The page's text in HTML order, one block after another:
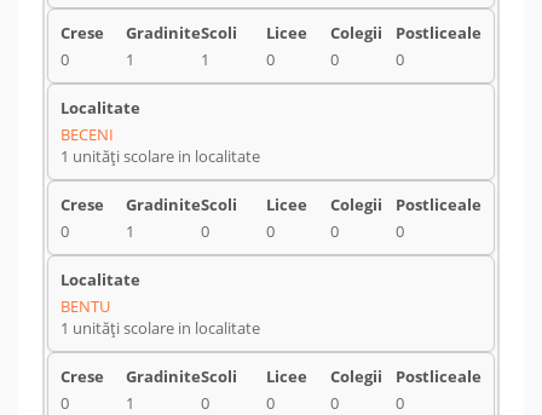
0 1 1 0 0 0
BECENI
1 unități scolare in localitate
0 1 0 0 0 0
BENTU
1 unități scolare in localitate
0 1 0 0 0 0